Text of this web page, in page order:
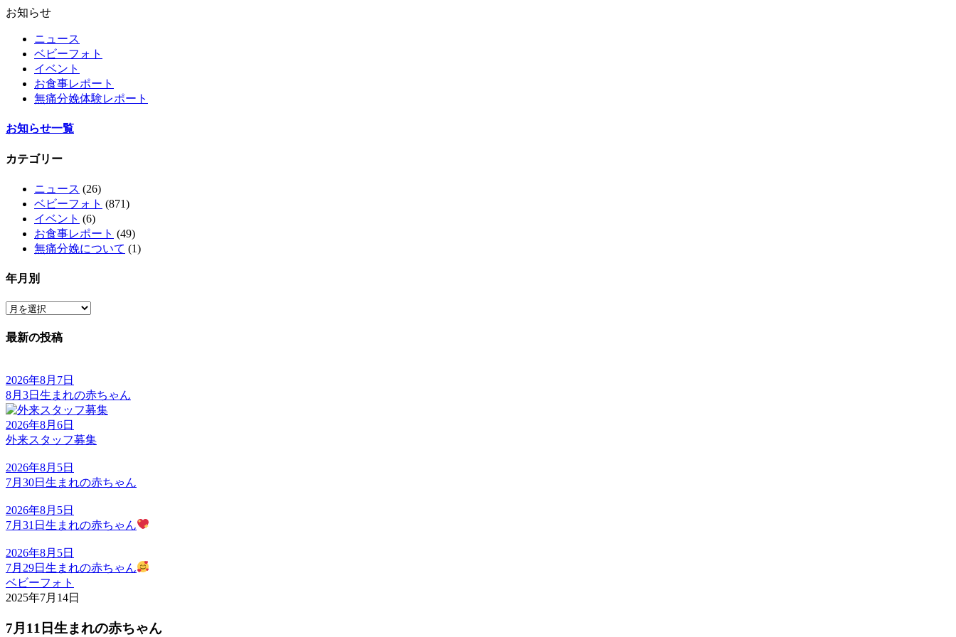
お知らせ
ニュース
ベビーフォト
イベント
お食事レポート
無痛分娩体験レポート
お知らせ一覧
カテゴリー
ニュース (26)
ベビーフォト (871)
イベント (6)
お食事レポート (49)
無痛分娩について (1)
年月別
最新の投稿
2026年8月7日
8月3日生まれの赤ちゃん
2026年8月6日
外来スタッフ募集
2026年8月5日
7月30日生まれの赤ちゃん
2026年8月5日
7月31日生まれの赤ちゃん
2026年8月5日
7月29日生まれの赤ちゃん
ベビーフォト
2025年7月14日
7月11日生まれの赤ちゃん